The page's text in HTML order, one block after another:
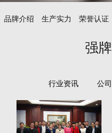
品牌介绍 生产实力 荣誉认证
强
行业资讯 公